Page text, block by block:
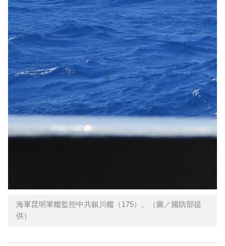
海軍昆明軍艦監控中共銀川艦（175）。（圖／國防部提
供）